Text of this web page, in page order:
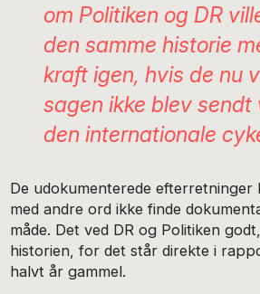
om Politiken og DR
den samme historie
kraft igen, hvis de nu
sagen ikke blev sendt
den internationale
De udokumenterede
med andre ord ikke finde
måde. Det ved DR og Politiken
historien, for det står direkte i
halvt år gammel.